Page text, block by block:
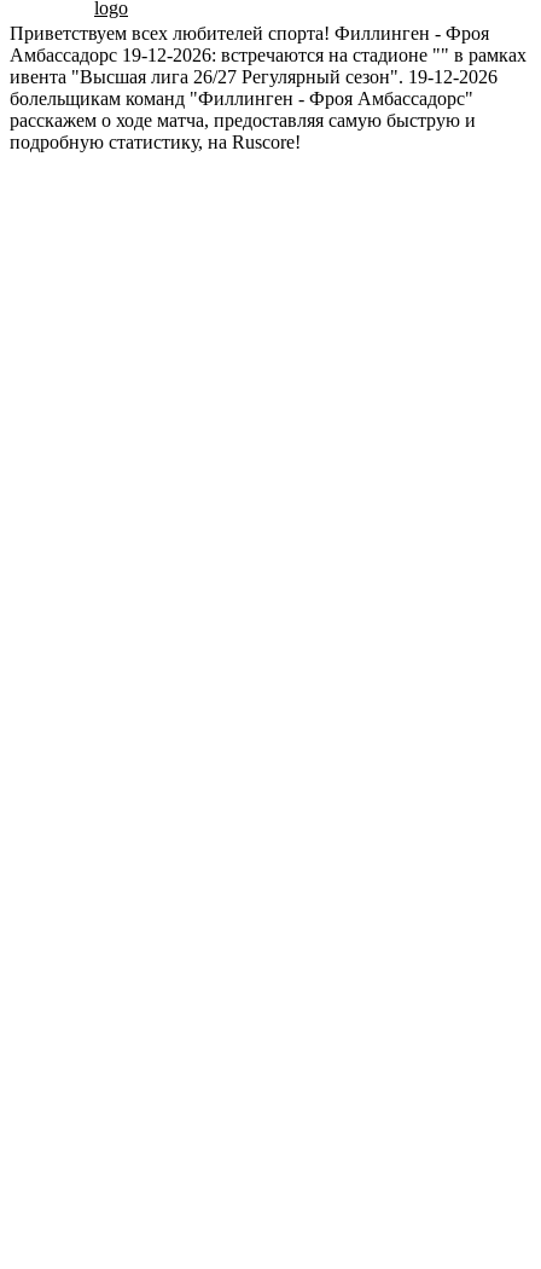
Приветствуем всех любителей спорта! Филлинген - Фроя
Амбассадорс 19-12-2026: встречаются на стадионе "" в рамках
ивента "Высшая лига 26/27 Регулярный сезон". 19-12-2026
болельщикам команд "Филлинген - Фроя Амбассадорс"
расскажем о ходе матча, предоставляя самую быструю и
подробную статистику, на Ruscore!